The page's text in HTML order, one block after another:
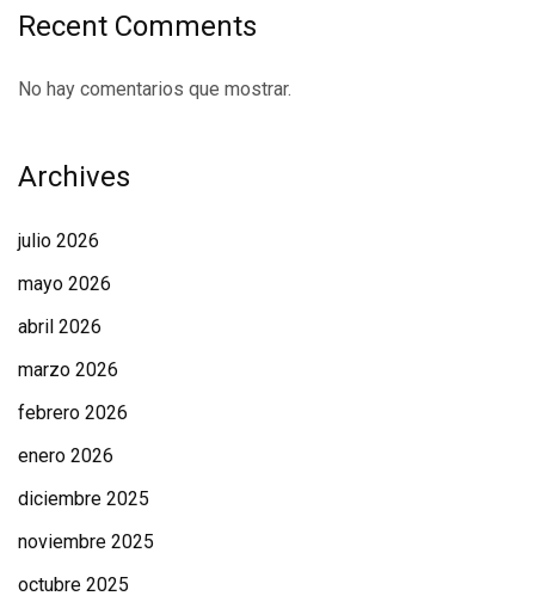
Recent Comments
No hay comentarios que mostrar.
Archives
julio 2026
mayo 2026
abril 2026
marzo 2026
febrero 2026
enero 2026
diciembre 2025
noviembre 2025
octubre 2025